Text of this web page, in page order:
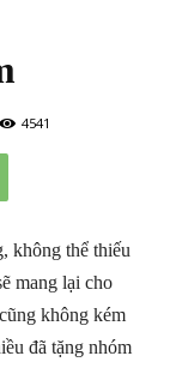
4541
không thể thiếu
mang lại cho
không kém
đã tặng nhóm